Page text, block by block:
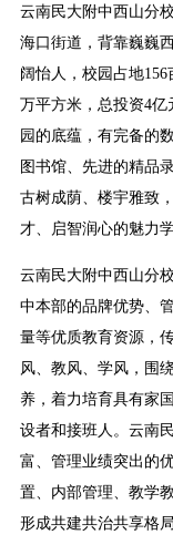
云南民大附中西山分
海口街道，背靠巍巍
阔怡人，校园占地
万平方米，总投资4
园的底蕴，有完备的
图书馆、先进的精品
古树成荫、楼宇雅致
才、启智润心的魅力学
云南民大附中西山分
中本部的品牌优势、
量等优质教育资源，
风、教风、学风，围
养，着力培育具有家
设者和接班人。云南
富、管理业绩突出的
置、内部管理、教学
形成共建共治共享格